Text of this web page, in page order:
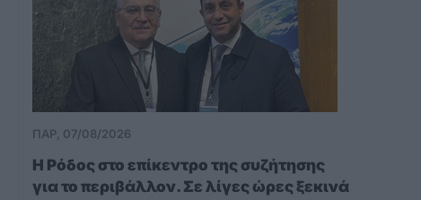
ΠΑΡ, 07/08/2026
Η Ρόδος στο επίκεντρο της συζήτησης
για το περιβάλλον. Σε λίγες ώρες ξεκινά